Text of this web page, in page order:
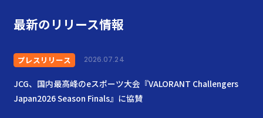
最新のリリース情報
プレスリリース 2026.07.24
JCG、国内最高峰のeスポーツ大会『VALORANT Challengers
Japan2026 Season Finals』に協賛